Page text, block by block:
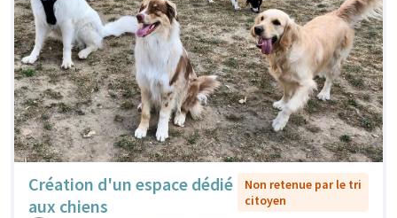
Création d'un espace dédié
aux chiens
Non retenue par le tri
citoyen